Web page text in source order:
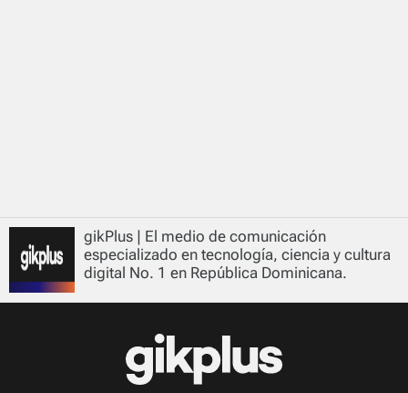
gikPlus | El medio de comunicación
especializado en tecnología, ciencia y cultura
digital No. 1 en República Dominicana.